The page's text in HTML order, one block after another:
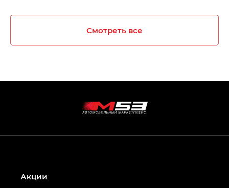
Смотреть все
Акции